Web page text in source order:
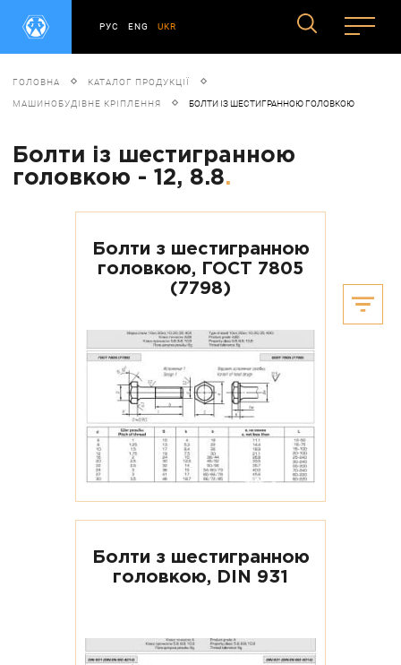
РУС ENG UKR
ГОЛОВНА КАТАЛОГ ПРОДУКЦІЇ
МАШИНОБУДІВНЕ КРІПЛЕННЯ БОЛТИ ІЗ ШЕСТИГРАННОЮ ГОЛОВКОЮ
Болти із шестигранною
головкою - 12, 8.8.
Болти з шестигранною
головкою, ГОСТ 7805
(7798)
Болти з шестигранною
головкою, DIN 931